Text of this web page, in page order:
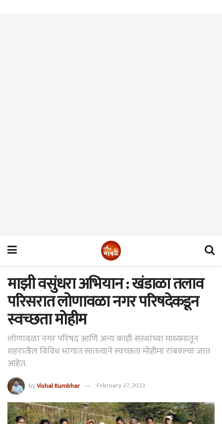
माझी वसुंधरा अभियान : खंडाळा तलाव
परिसरात लोणावळा नगर परिषदेकडून
स्वच्छता मोहीम
लोणावळा नगर परिषद आणि अन्य काही संस्थांच्या माध्यमातून
शहरातील विविध भागात सातत्याने स्वच्छता मोहीमा राबवल्या जात
आहेत.
byVishal Kumbhar February 27, 2023